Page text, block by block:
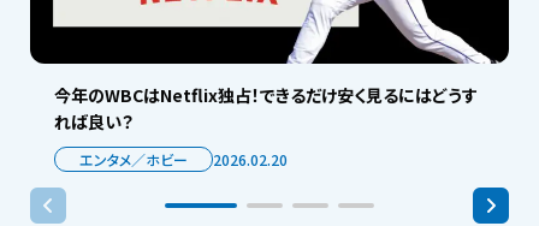
今年のWBCはNetflix独占！できるだけ安く見るにはどうす
れば良い？
エンタメ／ホビー 2026.02.20